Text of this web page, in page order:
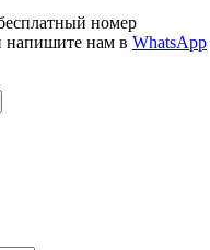
номер
напишите нам в WhatsApp